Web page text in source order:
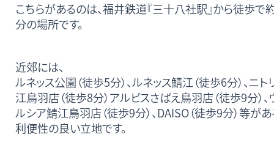
こちらがあるのは、福井鉄道『三十八社駅』から徒歩で
分の場所です。
近郊には、
ルネッス公園（徒歩5分）、ルネッス鯖江（徒歩6分）、ニト
江鳥羽店（徒歩8分）アルビスさばえ鳥羽店（徒歩9分）、
ルシア鯖江鳥羽店（徒歩9分）、DAISO（徒歩9分）等が
利便性の良い立地です。